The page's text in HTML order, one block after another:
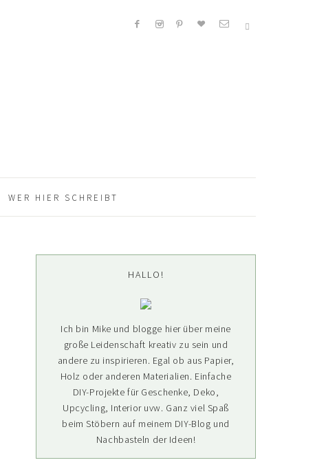
WER HIER SCHREIBT
Seitenspalte
HALLO!
Ich bin Mike und blogge hier über meine
große Leidenschaft kreativ zu sein und
andere zu inspirieren. Egal ob aus Papier,
Holz oder anderen Materialien. Einfache
DIY-Projekte für Geschenke, Deko,
Upcycling, Interior uvw. Ganz viel Spaß
beim Stöbern auf meinem DIY-Blog und
Nachbasteln der Ideen!